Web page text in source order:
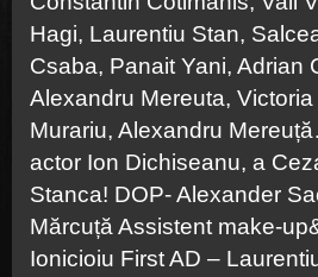
Hagi, Laurentiu Stan,
Csaba, Panait Yani, Adrian
Alexandru Mereuta,
Murariu, Alexandru
actor Ion Dichiseanu, a
Stanca! DOP- Alexander
Mărcuță Assistent make-
Ionicioiu First AD –